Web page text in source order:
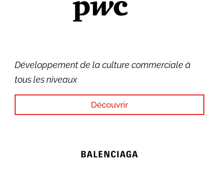
Développement de la culture commerciale à
tous les niveaux
Découvrir